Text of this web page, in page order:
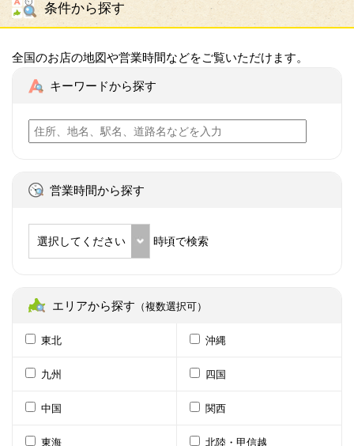
条件から探す
全国のお店の地図や営業時間などをご覧いただけます。
キーワードから探す
営業時間から探す
選択してください 時頃で検索
エリアから探す （複数選択可）
東北 沖縄
九州 四国
中国 関西
東海 北陸・甲信越